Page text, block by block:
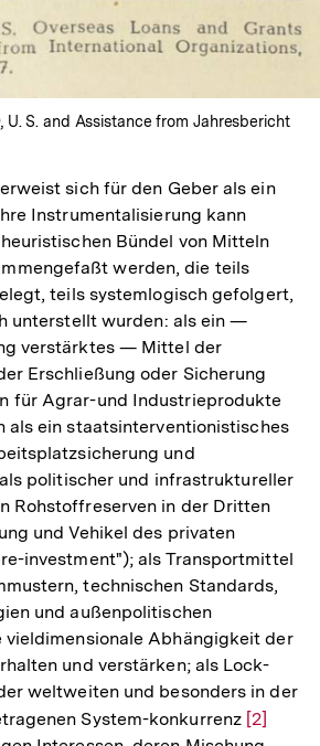
U. S. and Assistance from Jahresbericht
sich für den Geber als ein
Instrumentalisierung kann
Bündel von Mitteln
werden, die teils
teils systemlogisch gefolgert,
unterstellt wurden: als ein —
verstärktes — Mittel der
Erschließung oder Sicherung
für Agrar-und Industrieprodukte
als ein staatsinterventionistisches
und
politischer und infrastruktureller
Rohstoffreserven in der Dritten
und Vehikel des privaten
investment"); als Transportmittel
technischen Standards,
und außenpolitischen
vieldimensionale Abhängigkeit der
und verstärken; als Lock-
weltweiten und besonders in der
System-konkurrenz Zur
[2]